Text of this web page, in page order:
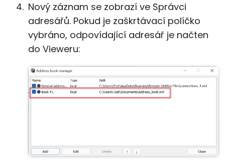
Nový záznam se zobrazí ve Správci
adresářů. Pokud je zaškrtávací políčko
vybráno, odpovídající adresář je načten
do Vieweru: